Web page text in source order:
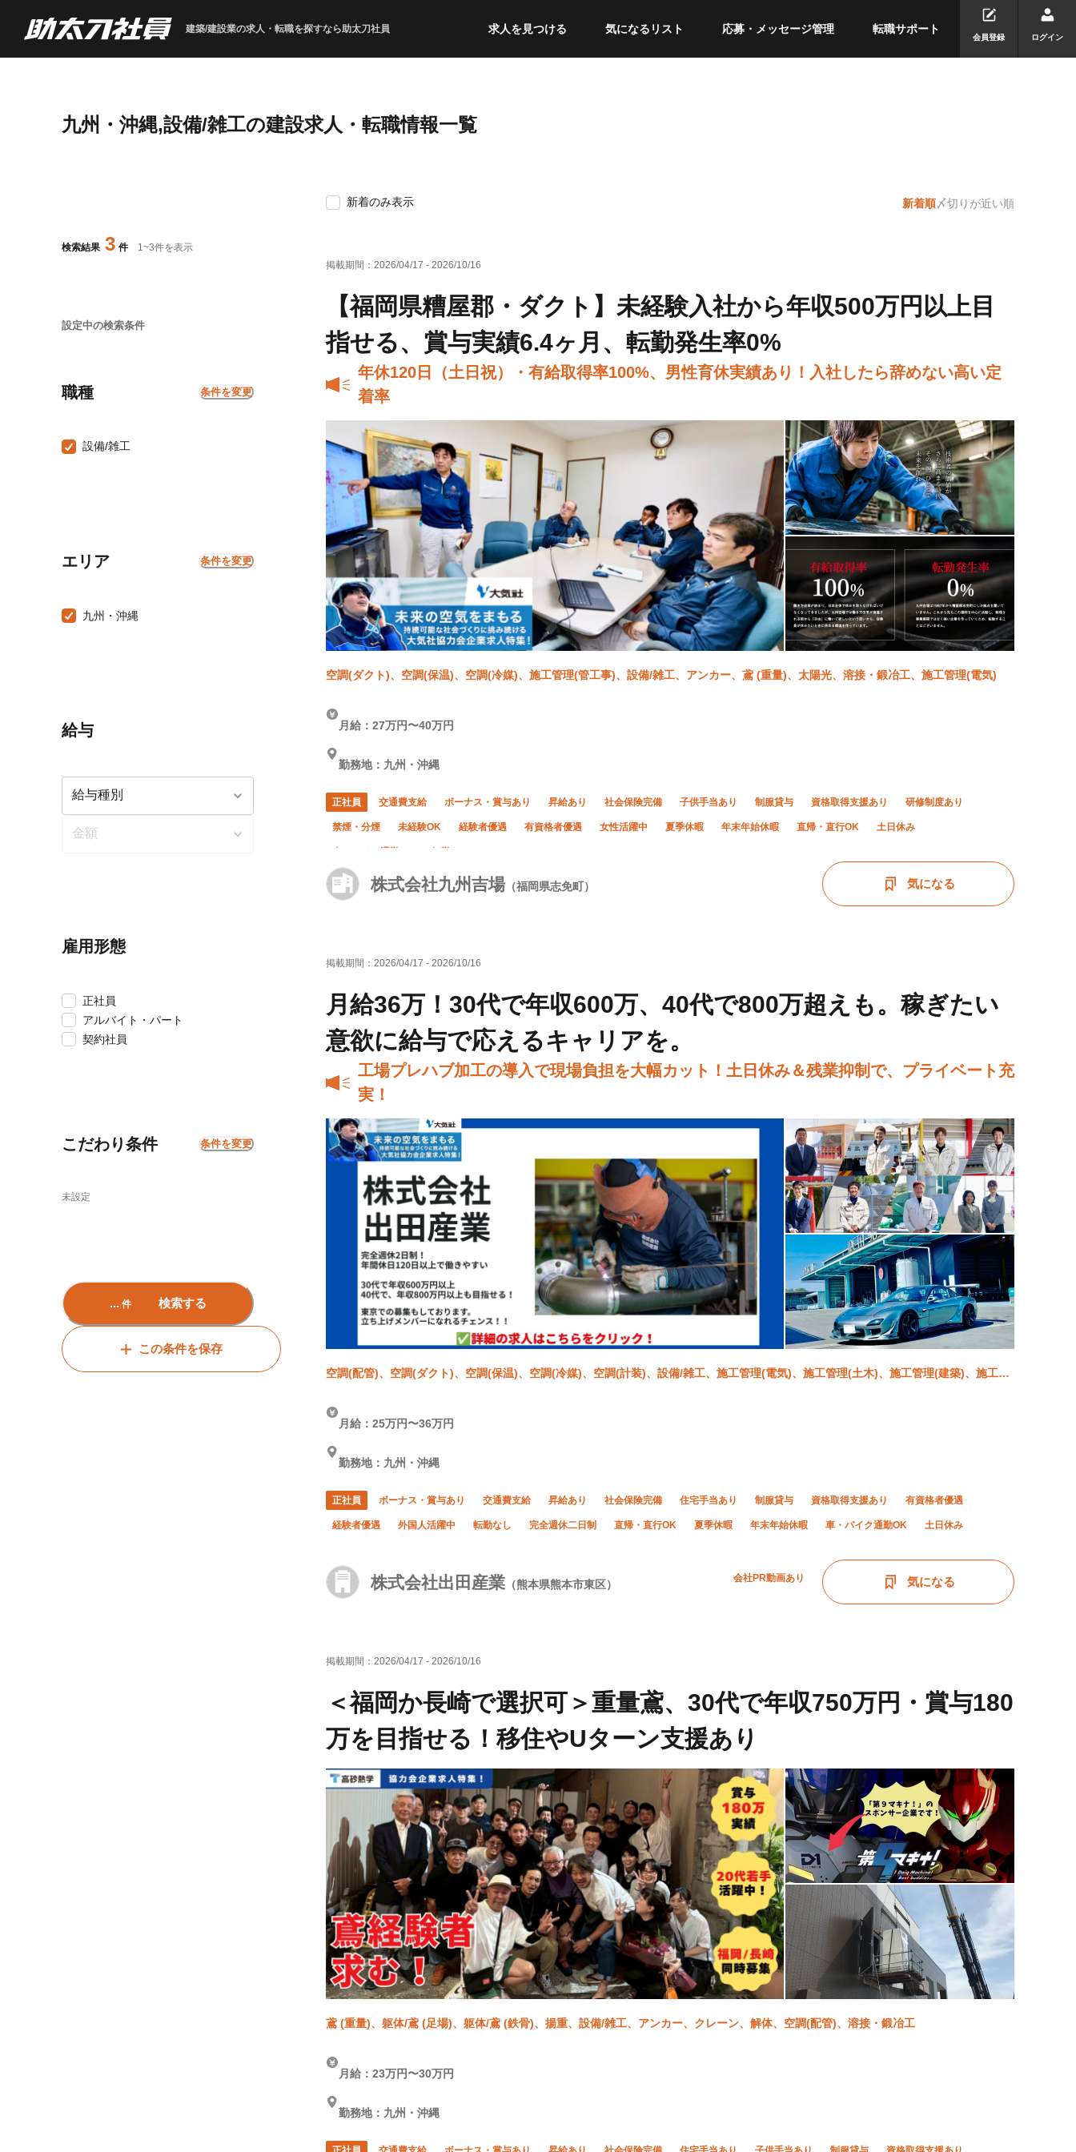
建築/建設業の求人・転職を探すなら助太刀社員 求人を見つける 気になるリスト 応募・メッセージ管理 転職サポート
会員登録 ログイン
九州・沖縄,設備/雑工の建設求人・転職情報一覧
検索結果 3 件 1~3件を表示
設定中の検索条件
職種 条件を変更
設備/雑工
エリア 条件を変更
九州・沖縄
給与
雇用形態
正社員
アルバイト・パート
契約社員
こだわり条件 条件を変更
未設定
... 件 検索する
この条件を保存
新着のみ表示 新着順〆切りが近い順
掲載期間： 2026/04/17 - 2026/10/16
空調(ダクト)、空調(保温)、空調(冷媒)、施工管理(管工事)、設備/雑工、アンカー、鳶 (重量)、太陽光、溶接・鍛冶工、施工管理(電気)
【福岡県糟屋郡・ダクト】未経験入社から年収500万円以上目
指せる、賞与実績6.4ヶ月、転勤発生率0%
年休120日（土日祝）・有給取得率100%、男性育休実績あり！入社したら辞めない高い定
着率
株式会社九州吉場（福岡県志免町）
月給：27万円〜40万円
勤務地：九州・沖縄
正社員 交通費支給 ボーナス・賞与あり 昇給あり 社会保険完備 子供手当あり 制服貸与 資格取得支援あり 研修制度あり
禁煙・分煙 未経験OK 経験者優遇 有資格者優遇 女性活躍中 夏季休暇 年末年始休暇 直帰・直行OK 土日休み
気になる
掲載期間： 2026/04/17 - 2026/10/16
空調(配管)、空調(ダクト)、空調(保温)、空調(冷媒)、空調(計装)、設備/雑工、施工管理(電気)、施工管理(土木)、施工管理(建築)、施工管
月給36万！30代で年収600万、40代で800万超えも。稼ぎたい
意欲に給与で応えるキャリアを。
工場プレハブ加工の導入で現場負担を大幅カット！土日休み＆残業抑制で、プライベート充
実！
株式会社出田産業 （熊本県熊本市東区） 会社PR動画あり
月給：25万円〜36万円
勤務地：九州・沖縄
正社員 ボーナス・賞与あり 交通費支給 昇給あり 社会保険完備 住宅手当あり 制服貸与 資格取得支援あり 有資格者優遇
経験者優遇 外国人活躍中 転勤なし 完全週休二日制 直帰・直行OK 夏季休暇 年末年始休暇 車・バイク通勤OK 土日休み
気になる
掲載期間： 2026/04/17 - 2026/10/16
鳶 (重量)、躯体/鳶 (足場)、躯体/鳶 (鉄骨)、揚重、設備/雑工、アンカー、クレーン、解体、空調(配管)、溶接・鍛冶工
＜福岡か長崎で選択可＞重量鳶、30代で年収750万円・賞与180
万を目指せる！移住やUターン支援あり
月給：23万円〜30万円
勤務地：九州・沖縄